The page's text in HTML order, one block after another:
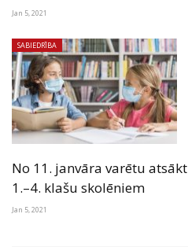
Jan 5, 2021
SABIEDRĪBA
No 11. janvāra varētu
1.–4. klašu skolēniem
Jan 5, 2021